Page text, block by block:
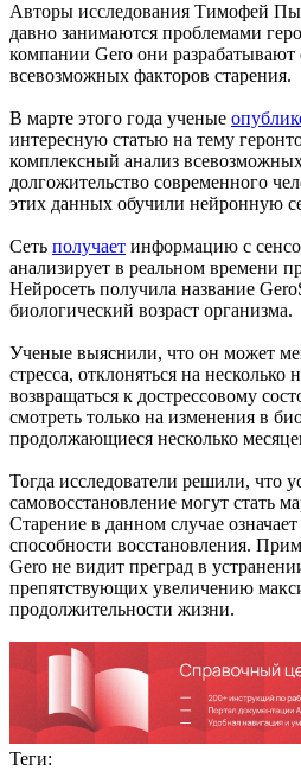
Авторы исследования Тимофей
давно занимаются проблемами
компании Gero они
всевозможных факторов старения.
В марте этого года ученые
интересную статью на тему
комплексный анализ
долгожительство современного
этих данных обучили нейронную
Сеть получает информацию с
анализирует в реальном времени
Нейросеть получила название
биологический возраст организма.
Ученые выяснили, что он может
стресса, отклоняться на несколько
возвращаться к дострессовому
смотреть только на изменения в
продолжающиеся несколько
Тогда исследователи решили, что
самовосстановление могут стать
Старение в данном случае
способности восстановления.
Gero не видит преград в
препятствующих увеличению
продолжительности жизни.
Теги: